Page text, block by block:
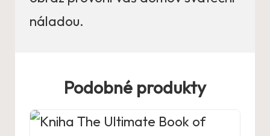
náladou.
Podobné produkty